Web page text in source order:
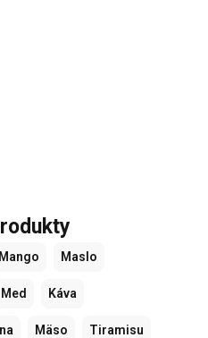
Mango Maslo
Med Káva
Mäso Tiramisu